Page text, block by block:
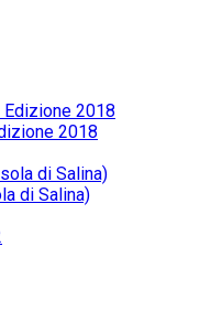
2018
di Salina)